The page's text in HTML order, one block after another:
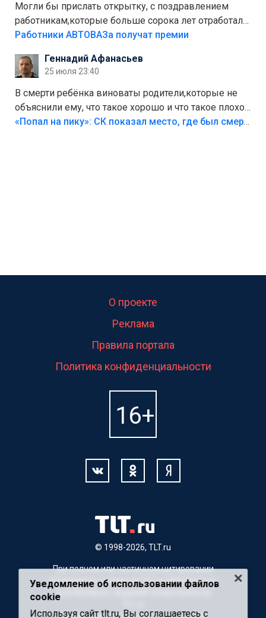
Могли бы прислать открытку, с поздравлением
работникам,которые больше сорока лет отработали
на предприятии.
Работники АВТОВАЗа получат премии
Геннадий Афанасьев
25 июля 23:40
В смерти ребёнка виноваты родители,которые не
объяснили ему, что такое хорошо и что такое плохо!
Лезть через такой забор,верх безумия,есть же
«Попал на пику»: СК показал место, где был смертельно травмирован ребенок в Тольятти
© 1998-2026, TLT.ru
О проекте
Реклама
Правила портала
Политика конфиденциальности
При полном или частичном цитировании
материалов, ссылка на TLT.ru обязательна.
Для Интернет-изданий гиперссылка на
Материалы с пометкой "Партнерский
Уведомление об использовании файлов
cookie
Используя сайт tlt.ru, Вы соглашаетесь с